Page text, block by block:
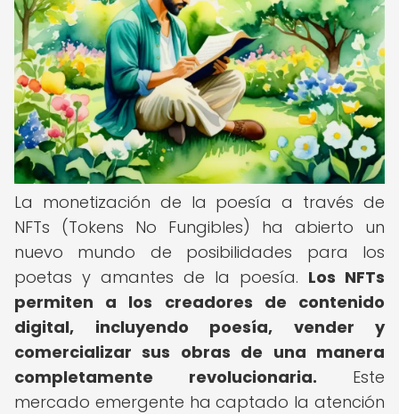
La monetización de la poesía a través de
NFTs (Tokens No Fungibles) ha abierto un
nuevo mundo de posibilidades para los
poetas y amantes de la poesía. Los NFTs
permiten a los creadores de contenido
digital, incluyendo poesía, vender y
comercializar sus obras de una manera
completamente revolucionaria. Este
mercado emergente ha captado la atención